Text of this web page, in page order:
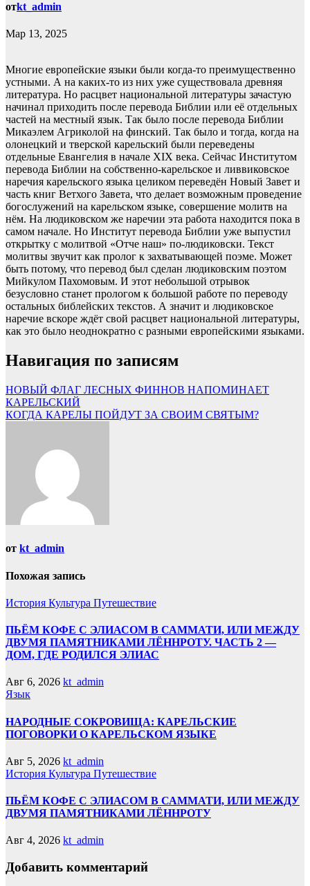
отkt_admin
Мар 13, 2025
Многие европейские языки были когда-то преимущественно
устными. А на каких-то из них уже существовала древняя
литература. Но расцвет национальной литературы зачастую
начинал приходить после перевода Библии или её отдельных
частей на местный язык. Так было после перевода Библии
Микаэлем Агриколой на финский. Так было и тогда, когда на
олонецкий и тверской карельский были переведены
отдельные Евангелия в начале XIX века. Сейчас Институтом
перевода Библии на собственно-карельское и ливвиковское
наречия карельского языка целиком переведён Новый Завет и
часть книг Ветхого Завета, что делает возможным проведение
богослужений на карельском языке, совершение молитв на
нём. На людиковском же наречии эта работа находится пока в
самом начале. Но Институт перевода Библии уже выпустил
открытку с молитвой «Отче наш» по-людиковски. Текст
молитвы звучит как пролог к захватывающей поэме. Может
быть потому, что перевод был сделан людиковским поэтом
Мийкулом Пахомовым. И этот небольшой отрывок
безусловно станет прологом к большой работе по переводу
остальных библейских текстов. А значит и людиковское
наречие вскоре ждёт свой расцвет национальной литературы,
как это было неоднократно с разными европейскими языками.
Навигация по записям
НОВЫЙ ФЛАГ ЛЕСНЫХ ФИННОВ НАПОМИНАЕТ
КАРЕЛЬСКИЙ
КОГДА КАРЕЛЫ ПОЙДУТ ЗА СВОИМ СВЯТЫМ?
от kt_admin
Похожая запись
История Культура Путешествие
ПЬЁМ КОФЕ С ЭЛИАСОМ В САММАТИ, ИЛИ МЕЖДУ
ДВУМЯ ПАМЯТНИКАМИ ЛЁННРОТУ. ЧАСТЬ 2 —
ДОМ, ГДЕ РОДИЛСЯ ЭЛИАС
Авг 6, 2026 kt_admin
Язык
НАРОДНЫЕ СОКРОВИЩА: КАРЕЛЬСКИЕ
ПОГОВОРКИ О КАРЕЛЬСКОМ ЯЗЫКЕ
Авг 5, 2026 kt_admin
История Культура Путешествие
ПЬЁМ КОФЕ С ЭЛИАСОМ В САММАТИ, ИЛИ МЕЖДУ
ДВУМЯ ПАМЯТНИКАМИ ЛЁННРОТУ
Авг 4, 2026 kt_admin
Добавить комментарий